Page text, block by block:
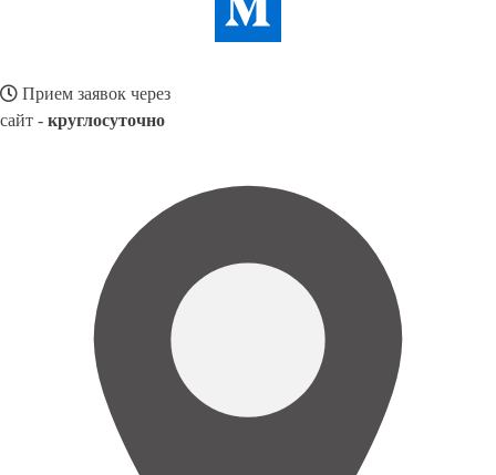
Прием заявок через
сайт - круглосуточно